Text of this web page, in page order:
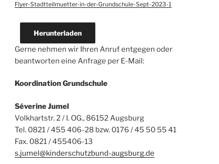
Flyer-Stadtteilmuetter-in-der-Grundschule-Sept-2023-1
Herunterladen
Gerne nehmen wir Ihren Anruf entgegen oder
beantworten eine Anfrage per E-Mail:
Koordination Grundschule
Séverine Jumel
Volkhartstr. 2 / I. OG., 86152 Augsburg
Tel. 0821 / 455 406-28 bzw. 0176 / 45 50 55 41
Fax. 0821 / 455406-13
s.jumel@kinderschutzbund-augsburg.de